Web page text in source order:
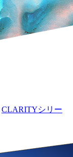
CLARITYシリー